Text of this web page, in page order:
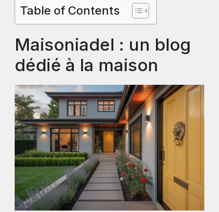
Table of Contents
Maisoniadel : un blog
dédié à la maison